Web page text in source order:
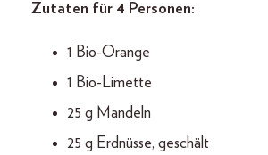
Zutaten für 4 Personen:
1 Bio-Orange
1 Bio-Limette
25 g Mandeln
25 g Erdnüsse, geschält